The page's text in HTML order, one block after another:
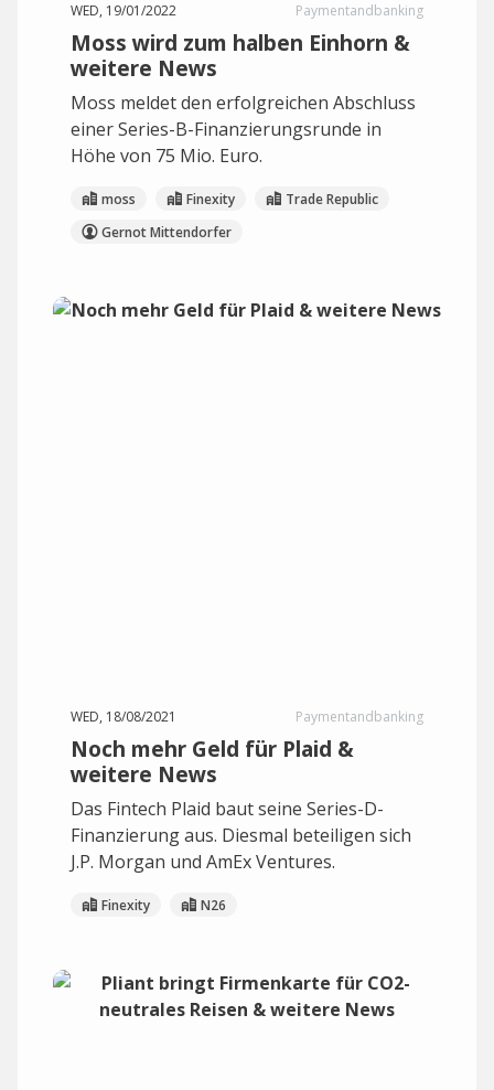
WED, 19/01/2022 Paymentandbanking
Moss wird zum halben Einhorn &
weitere News
Moss meldet den erfolgreichen Abschluss
einer Series-B-Finanzierungsrunde in
Höhe von 75 Mio. Euro.
moss Finexity
Trade Republic
Gernot Mittendorfer
WED, 18/08/2021 Paymentandbanking
Noch mehr Geld für Plaid &
weitere News
Das Fintech Plaid baut seine Series-D-
Finanzierung aus. Diesmal beteiligen sich
J.P. Morgan und AmEx Ventures.
Finexity N26